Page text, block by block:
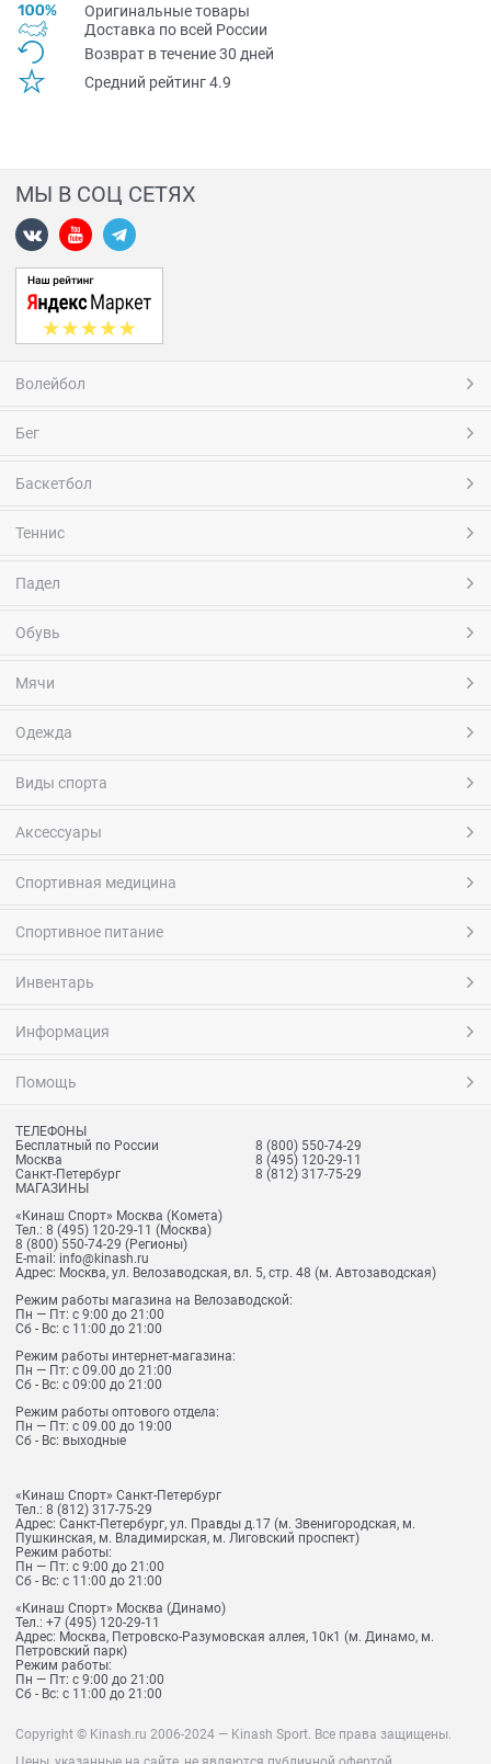
Оригинальные товары
Доставка по всей Pоссии
Возврат в течение 30 дней
Средний рейтинг 4.9
МЫ В СОЦ СЕТЯХ
Волейбол
Бег
Баскетбол
Теннис
Падел
Обувь
Мячи
Одежда
Виды спорта
Аксессуары
Спортивная медицина
Спортивное питание
Инвентарь
Информация
Помощь
ТЕЛЕФОНЫ
Бесплатный по России
8 (800) 550-74-29
Москва
8 (495) 120-29-11
Санкт-Петербург
8 (812) 317-75-29
МАГАЗИНЫ
«Кинаш Спорт» Москва (Комета)
Тел.: 8 (495) 120-29-11 (Москва)
8 (800) 550-74-29 (Регионы)
E-mail: info@kinash.ru
Адрес: Москва, ул. Велозаводская, вл. 5, стр. 48 (м. Автозаводская)
Режим работы магазина на Велозаводской:
Пн — Пт: с 9:00 до 21:00
Сб - Вс: с 11:00 до 21:00
Режим работы интернет-магазина:
Пн — Пт: с 09.00 до 21:00
Сб - Вс: с 09:00 до 21:00
Режим работы оптового отдела:
Пн — Пт: с 09.00 до 19:00
Сб - Вс: выходные
«Кинаш Спорт» Санкт-Петербург
Тел.: 8 (812) 317-75-29
Адрес: Санкт-Петербург, ул. Правды д.17 (м. Звенигородская, м.
Пушкинская, м. Владимирская, м. Лиговский проспект)
Режим работы:
Пн — Пт: с 9:00 до 21:00
Сб - Вс: с 11:00 до 21:00
«Кинаш Спорт» Москва (Динамо)
Тел.: +7 (495) 120-29-11
Адрес: Москва, Петровско-Разумовская аллея, 10к1 (м. Динамо, м.
Петровский парк)
Режим работы:
Пн — Пт: с 9:00 до 21:00
Сб - Вс: с 11:00 до 21:00
Copyright © Kinash.ru 2006-2024 — Kinash Sport. Все права защищены.